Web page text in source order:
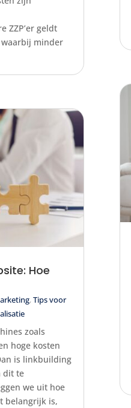
ZZP’er geldt
minder
Hoe
,Tips voor
zoals
hoge kosten
is linkbuilding
dit te
we uit hoe
belangrijk is,